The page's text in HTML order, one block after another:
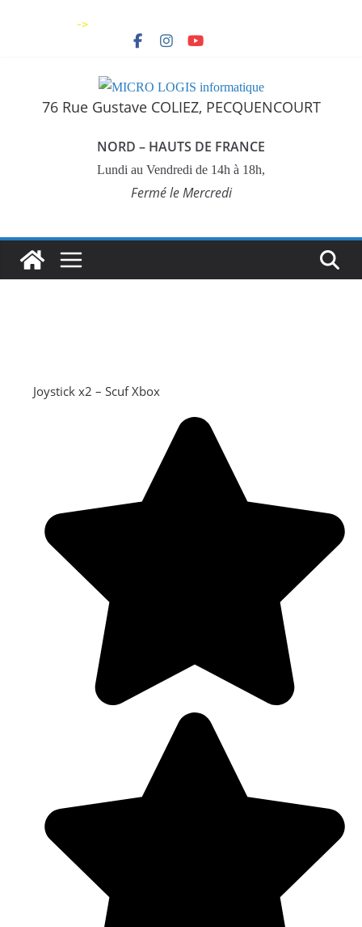
->
76 Rue Gustave COLIEZ, PECQUENCOURT
NORD – HAUTS DE FRANCE
Lundi au Vendredi de 14h à 18h,
Fermé le Mercredi
Joystick x2 – Scuf Xbox